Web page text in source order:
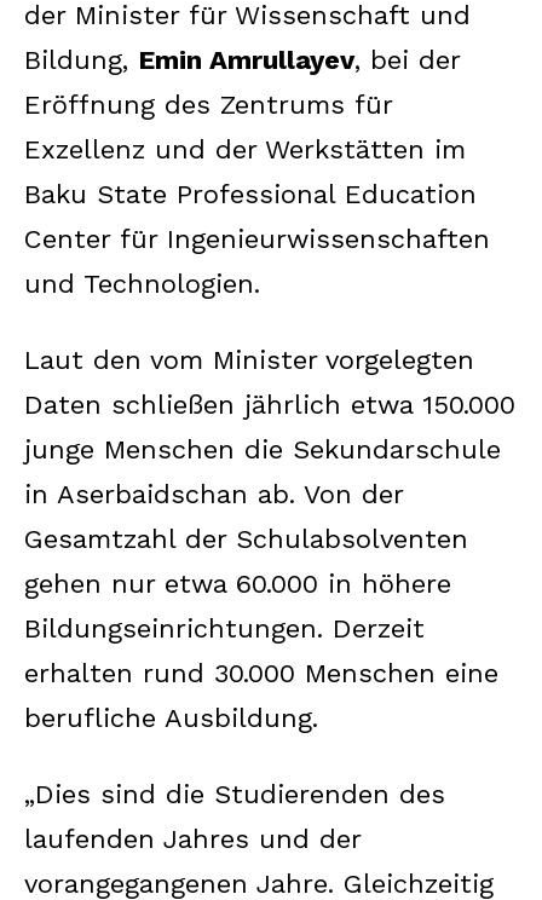
der Minister für Wissenschaft und
Bildung, Emin Amrullayev, bei der
Eröffnung des Zentrums für
Exzellenz und der Werkstätten im
Baku State Professional Education
Center für Ingenieurwissenschaften
und Technologien.
Laut den vom Minister vorgelegten
Daten schließen jährlich etwa 150.000
junge Menschen die Sekundarschule
in Aserbaidschan ab. Von der
Gesamtzahl der Schulabsolventen
gehen nur etwa 60.000 in höhere
Bildungseinrichtungen. Derzeit
erhalten rund 30.000 Menschen eine
berufliche Ausbildung.
„Dies sind die Studierenden des
laufenden Jahres und der
vorangegangenen Jahre. Gleichzeitig